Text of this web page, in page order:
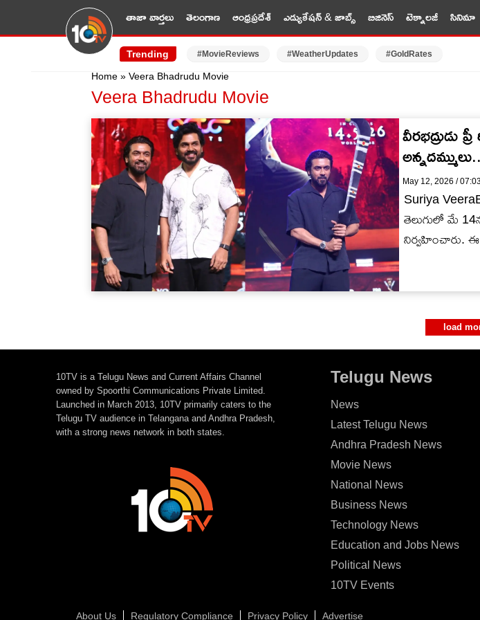
తాజా వార్తలు తెలంగాణ ఆంధ్రప్రదేశ్ ఎడ్యుకేషన్ & జాబ్స్ బిజినెస్ టెక్నాలజీ సినిమా
Trending #MovieReviews #WeatherUpdates #GoldRates
Home » Veera Bhadrudu Movie
Veera Bhadrudu Movie
వీరభద్రుడు
అన్నదమ్ములు..
May 12, 2026 /
Suriya
తెలుగులో మే
నిర్వహించారు.
load
10TV is a Telugu News and Current Affairs Channel
owned by Spoorthi Communications Private Limited.
Launched in March 2013, 10TV primarily caters to the
Telugu TV audience in Telangana and Andhra Pradesh,
with a strong news network in both states.
Telugu News
News
Latest Telugu News
Andhra Pradesh News
Movie News
National News
Business News
Technology News
Education and Jobs News
Political News
10TV Events
About Us Regulatory Compliance Privacy Policy Advertise